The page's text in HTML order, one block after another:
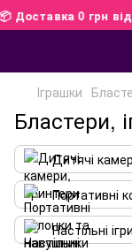
📦 Доставка 0 грн
Іграшки
Бластери,
Дитячі
Портативні
Настільні ігри